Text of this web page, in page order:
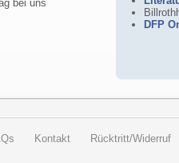
DFP
bei uns
Kontakt Rücktritt/Widerruf